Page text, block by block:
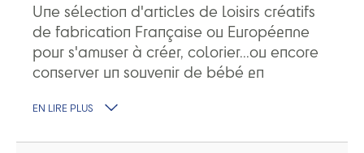
Une sélection d'articles de loisirs créatifs
de fabrication Française ou Européenne
pour s'amuser à créer, colorier...ou encore
conserver un souvenir de bébé en
sa main.
EN LIRE PLUS